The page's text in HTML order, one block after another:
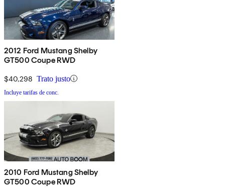
2012 Ford Mustang Shelby
GT500 Coupe RWD
$40,298 Trato justo
Incluye tarifas de conc.
2010 Ford Mustang Shelby
GT500 Coupe RWD